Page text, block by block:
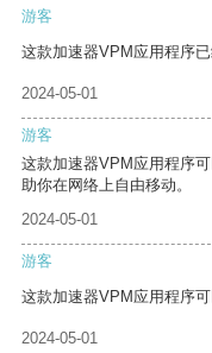
游客
这款加速器VPM应用程序
2024-05-01
游客
这款加速器VPM应用程序
助你在网络上自由移动。
2024-05-01
游客
这款加速器VPM应用程序
2024-05-01